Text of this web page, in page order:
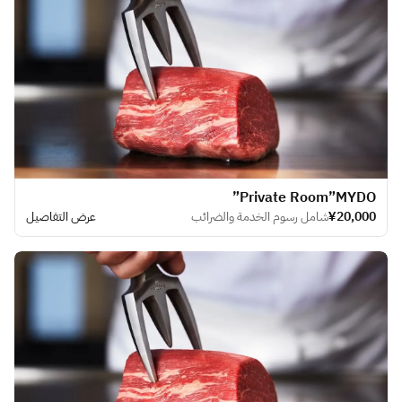
​Private Room”MYDO”
¥20,000شامل رسوم الخدمة والضرائب عرض التفاصيل